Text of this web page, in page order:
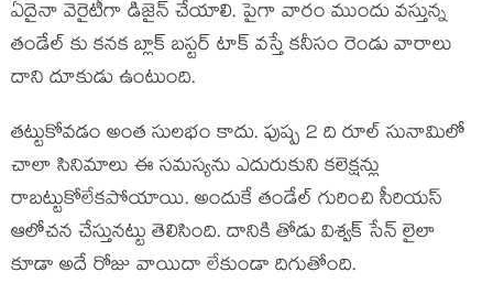
ఏదైనా వెరైటీగా డిజైన్ చేయాలి. పైగా వారం ముందు వస్తున్న
తండేల్ కు కనక బ్లాక్ బస్టర్ టాక్ వస్తే కనీసం రెండు వారాలు
దాని దూకుడు ఉంటుంది.
తట్టుకోవడం అంత సులభం కాదు. పుష్ప 2 ది రూల్ సునామిలో
చాలా సినిమాలు ఈ సమస్యను ఎదురుకుని కలెక్షన్లు
రాబట్టుకోలేకపోయాయి. అందుకే తండేల్ గురించి సీరియస్
ఆలోచన చేస్తునట్టు తెలిసింది. దానికి తోడు విశ్వక్ సేన్ లైలా
కూడా అదే రోజు వాయిదా లేకుండా దిగుతోంది.